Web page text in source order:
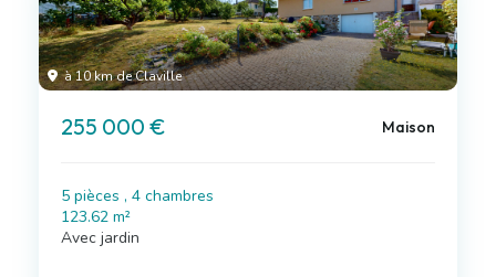
à 10 km de Claville
255 000 € Maison
5 pièces , 4 chambres
123.62 m²
Avec jardin